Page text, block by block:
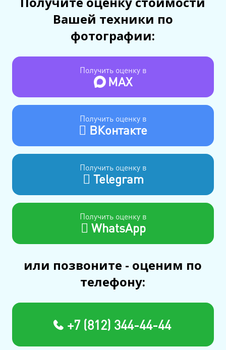
Вашей техники по
фотографии:
Получить оценку в
MAX
Получить оценку в
ВКонтакте
Получить оценку в
Telegram
Получить оценку в
WhatsApp
или позвоните - оценим по
телефону:
+7 (812) 344-44-44